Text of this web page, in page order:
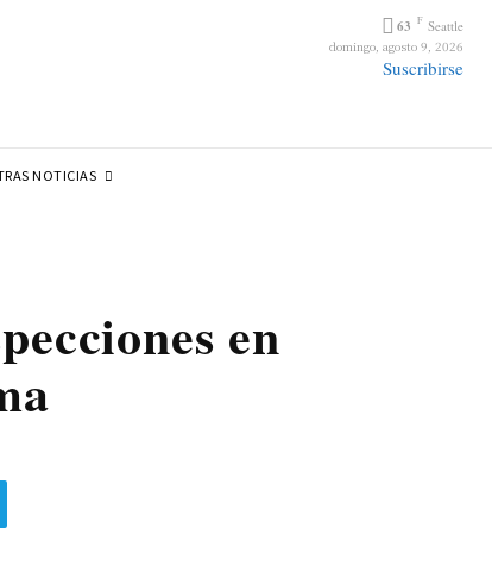
63 F Seattle
domingo, agosto 9, 2026
Suscribirse
NOTICIAS
en